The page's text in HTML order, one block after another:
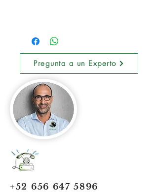
Pregunta a un Experto
+52 656 647 5896